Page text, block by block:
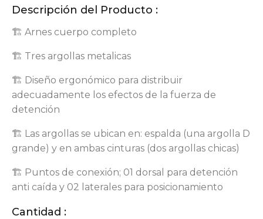
Descripción del Producto :
🏗 Arnes cuerpo completo
🏗 Tres argollas metalicas
🏗 Diseño ergonómico para distribuir
adecuadamente los efectos de la fuerza de
detención
🏗 Las argollas se ubican en: espalda (una argolla D
grande) y en ambas cinturas (dos argollas chicas)
🏗 Puntos de conexión; 01 dorsal para detención
anti caída y 02 laterales para posicionamiento
Cantidad :